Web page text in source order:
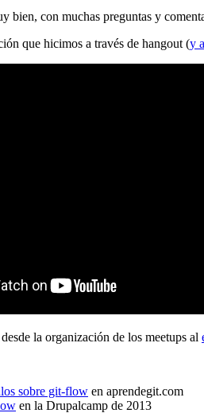
bien, con muchas preguntas y
que hicimos a través de hangout (y
la organización de los meetups al
sobre git-flow en aprendegit.com
en la Drupalcamp de 2013